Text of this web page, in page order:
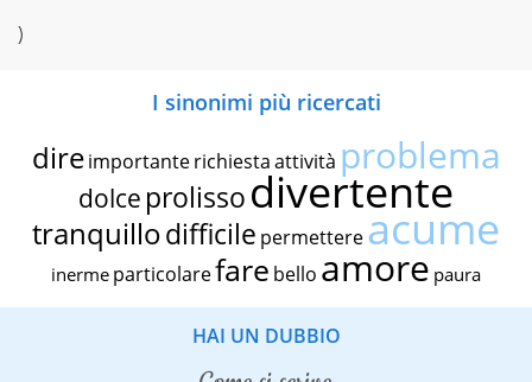
)
I sinonimi più ricercati
dire importante richiestaattività problema
dolce prolissodivertente
tranquillodifficile permettereacume
inerme particolarefare bello amore paura
HAI UN DUBBIO